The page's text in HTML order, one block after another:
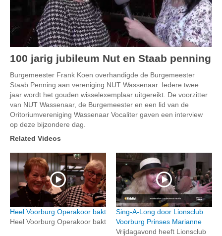
100 jarig jubileum Nut en Staab penning
Burgemeester Frank Koen overhandigde de Burgemeester
Staab Penning aan vereniging NUT Wassenaar. Iedere twee
jaar wordt het gouden wisselexemplaar uitgereikt. De voorzitter
van NUT Wassenaar, de Burgemeester en een lid van de
Oritoriumvereniging Wassenaar Vocaliter gaven een interview
op deze bijzondere dag.
Related Videos
Heel Voorburg Operakoor bakt
Heel Voorburg Operakoor bakt
Sing-A-Long door Lionsclub
Voorburg Prinses Marianne
Vrijdagavond heeft Lionsclub